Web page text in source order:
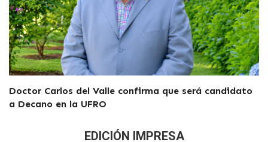
Doctor Carlos del Valle confirma que será candidato
a Decano en la UFRO
EDICIÓN IMPRESA